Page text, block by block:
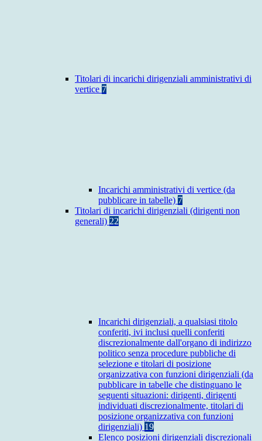
Titolari di incarichi dirigenziali amministrativi di
vertice 7
Incarichi amministrativi di vertice (da
pubblicare in tabelle) 7
Titolari di incarichi dirigenziali (dirigenti non
generali) 22
Incarichi dirigenziali, a qualsiasi titolo
conferiti, ivi inclusi quelli conferiti
discrezionalmente dall'organo di indirizzo
politico senza procedure pubbliche di
selezione e titolari di posizione
organizzativa con funzioni dirigenziali (da
pubblicare in tabelle che distinguano le
seguenti situazioni: dirigenti, dirigenti
individuati discrezionalmente, titolari di
posizione organizzativa con funzioni
dirigenziali) 19
Elenco posizioni dirigenziali discrezionali